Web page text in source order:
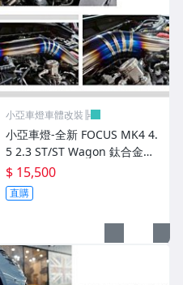
小亞車燈車體改裝╠
小亞車燈-全新 FOCUS MK4 4.
5 2.3 ST/ST Wagon 鈦合金高
效能強化MST加大進氣增壓管
$ 15,500
直購